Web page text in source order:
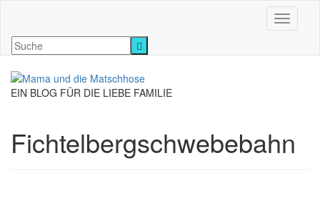
EIN BLOG FÜR DIE LIEBE FAMILIE
Fichtelbergschwebebahn